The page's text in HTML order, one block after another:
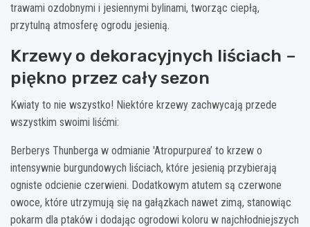
trawami ozdobnymi i jesiennymi bylinami, tworząc ciepłą,
przytulną atmosferę ogrodu jesienią.
Krzewy o dekoracyjnych liściach –
piękno przez cały sezon
Kwiaty to nie wszystko! Niektóre krzewy zachwycają przede
wszystkim swoimi liśćmi:
Berberys Thunberga w odmianie 'Atropurpurea’ to krzew o
intensywnie burgundowych liściach, które jesienią przybierają
ogniste odcienie czerwieni. Dodatkowym atutem są czerwone
owoce, które utrzymują się na gałązkach nawet zimą, stanowiąc
pokarm dla ptaków i dodając ogrodowi koloru w najchłodniejszych